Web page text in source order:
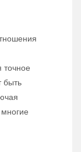
точное
быть